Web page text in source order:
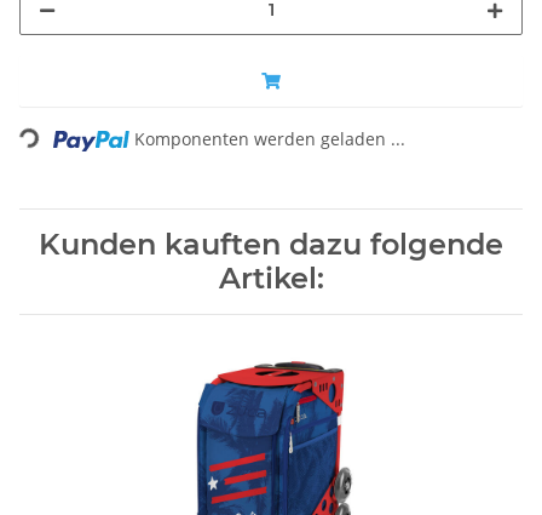
Loading... Komponenten werden geladen ...
Kunden kauften dazu folgende
Artikel: